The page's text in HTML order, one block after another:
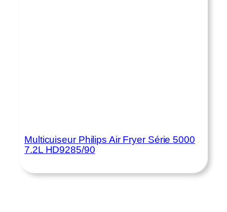
Multicuiseur Philips Air Fryer Série 5000
7.2L HD9285/90